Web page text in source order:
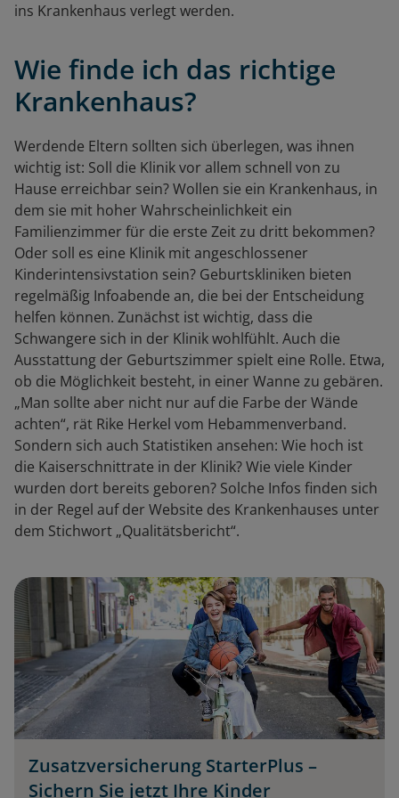
ins Krankenhaus verlegt werden.
Wie finde ich das richtige
Krankenhaus?
Werdende Eltern sollten sich überlegen, was ihnen
wichtig ist: Soll die Klinik vor allem schnell von zu
Hause erreichbar sein? Wollen sie ein Krankenhaus, in
dem sie mit hoher Wahrscheinlichkeit ein
Familienzimmer für die erste Zeit zu dritt bekommen?
Oder soll es eine Klinik mit angeschlossener
Kinderintensivstation sein? Geburtskliniken bieten
regelmäßig Infoabende an, die bei der Entscheidung
helfen können. Zunächst ist wichtig, dass die
Schwangere sich in der Klinik wohlfühlt. Auch die
Ausstattung der Geburtszimmer spielt eine Rolle. Etwa,
ob die Möglichkeit besteht, in einer Wanne zu gebären.
„Man sollte aber nicht nur auf die Farbe der Wände
achten“, rät Rike Herkel vom Hebammenverband.
Sondern sich auch Statistiken ansehen: Wie hoch ist
die Kaiserschnittrate in der Klinik? Wie viele Kinder
wurden dort bereits geboren? Solche Infos finden sich
in der Regel auf der Website des Krankenhauses unter
dem Stichwort „Qualitätsbericht“.
Zusatzversicherung StarterPlus –
Sichern Sie jetzt Ihre Kinder